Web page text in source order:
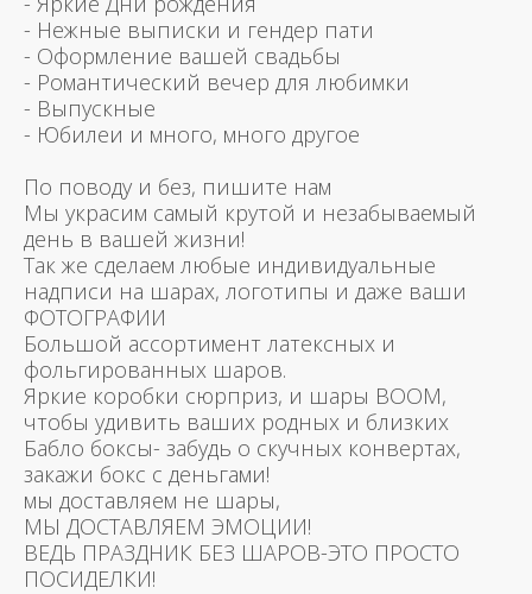
- Нежные выписки и гендер пати
- Оформление вашей свадьбы
- Романтический вечер для любимки
- Выпускные
- Юбилеи и много, много другое
По поводу и без, пишите нам
Мы украсим самый крутой и незабываемый
день в вашей жизни!
Так же сделаем любые индивидуальные
надписи на шарах, логотипы и даже ваши
ФОТОГРАФИИ
Большой ассортимент латексных и
фольгированных шаров.
Яркие коробки сюрприз, и шары BOOM,
чтобы удивить ваших родных и близких
Бабло боксы- забудь о скучных конвертах,
закажи бокс с деньгами!
мы доставляем не шары,
МЫ ДОСТАВЛЯЕМ ЭМОЦИИ!
ВЕДЬ ПРАЗДНИК БЕЗ ШАРОВ-ЭТО ПРОСТО
ПОСИДЕЛКИ!